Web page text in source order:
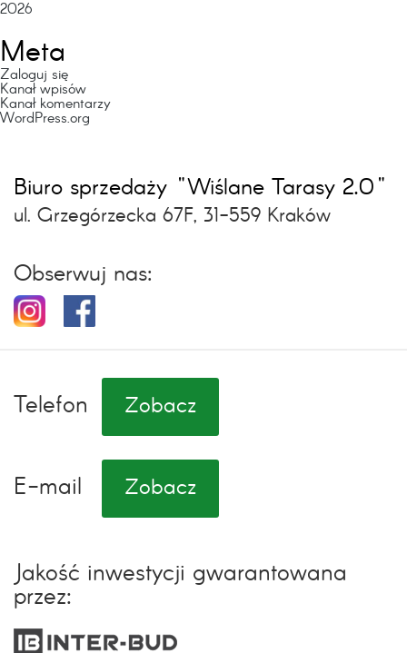
2026
Meta
Zaloguj się
Kanał wpisów
Kanał komentarzy
WordPress.org
Biuro sprzedaży "Wiślane Tarasy 2.0"
ul. Grzegórzecka 67F, 31-559 Kraków
Obserwuj nas:
Telefon Zobacz
E-mail Zobacz
Jakość inwestycji gwarantowana
przez: